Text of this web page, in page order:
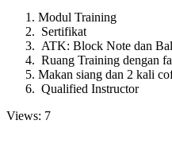
Modul Training
Sertifikat
ATK: Block Note dan
Ruang Training dengan
Makan siang dan 2 kali
Qualified Instructor
Views: 7